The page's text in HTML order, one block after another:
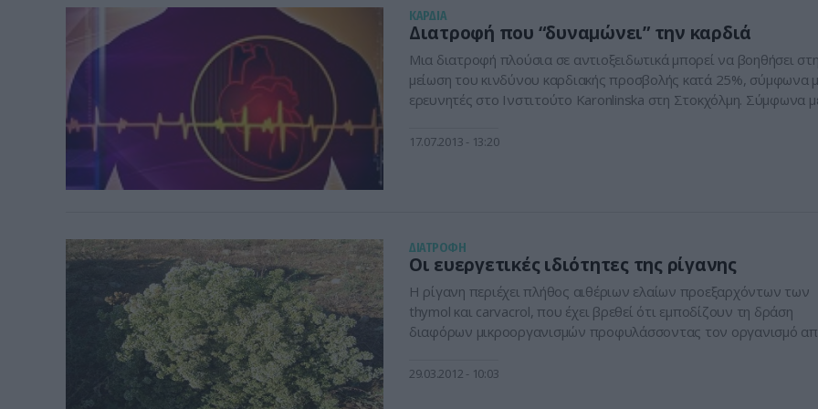
KΑΡΔΙΑ
Διατροφή που “δυναμώνει” την καρδιά
Μια διατροφή πλούσια σε αντιοξειδωτικά μπορεί να βοηθήσει
μείωση του κινδύνου καρδιακής προσβολής κατά 25%, σύμφωνα
ερευνητές στο Ινστιτούτο Karonlinska στη Στοκχόλμη. Σύμφωνα
ερευνητές στο Σκαδιναβικό ίδρυμα, πιστεύουν ότι οι διάφορες
17.07.2013 13:20
ΔΙΑΤΡΟΦΗ
Οι ευεργετικές ιδιότητες της ρίγανης
Η ρίγανη περιέχει πλήθος αιθέριων ελαίων προεξαρχόντων των
thymol και carvacrol, που έχει βρεθεί ότι εμποδίζουν τη δράση
διαφόρων μικροοργανισμών προφυλάσσοντας τον οργανισμό
δράση. Συγκεκριμένα δύο συστατικά της, τα thymol και carvacrol,
29.03.2012 10:03